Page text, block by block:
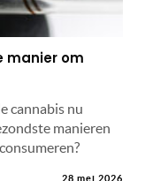
manier om
cannabis nu
manieren
28 mei 2026